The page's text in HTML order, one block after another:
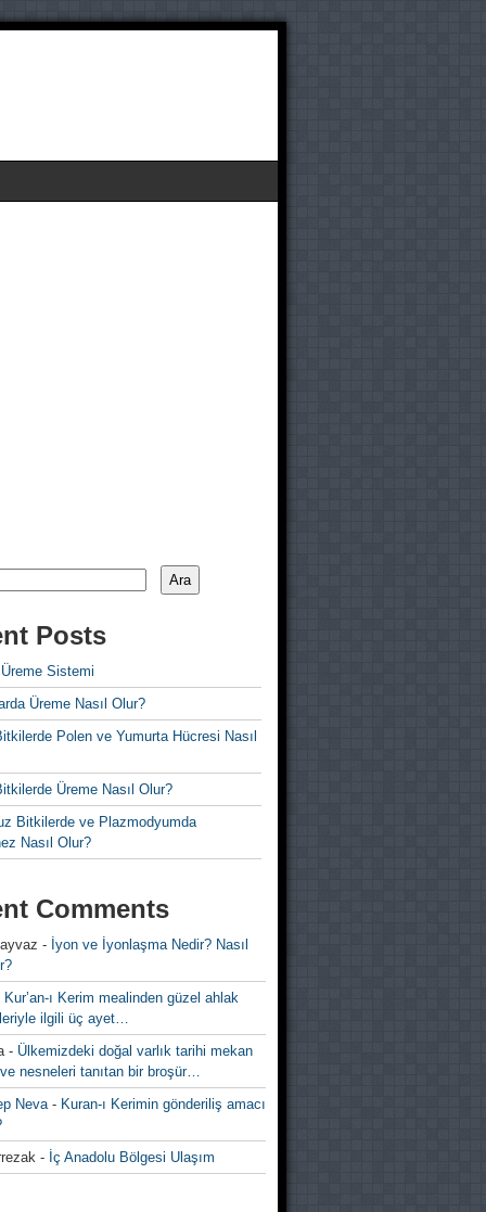
Ara
Posts
Sistemi
Üreme Nasıl Olur?
Polen ve Yumurta Hücresi Nasıl
Üreme Nasıl Olur?
Bitkilerde ve Plazmodyumda
Nasıl Olur?
Comments
- İyon ve İyonlaşma Nedir? Nasıl
Kur’an-ı Kerim mealinden güzel ahlak
ilgili üç ayet…
- Ülkemizdeki doğal varlık tarihi mekan
nesneleri tanıtan bir broşür…
Neva- Kuran-ı Kerimin gönderiliş amacı
- İç Anadolu Bölgesi Ulaşım